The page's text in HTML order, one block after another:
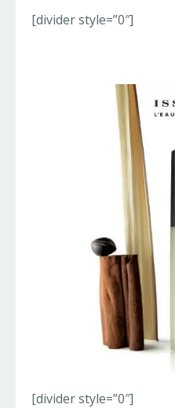
[divider style=”0″]
[divider style=”0″]